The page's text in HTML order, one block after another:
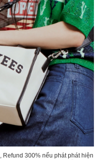
Refund 300% nếu phát phát hiện